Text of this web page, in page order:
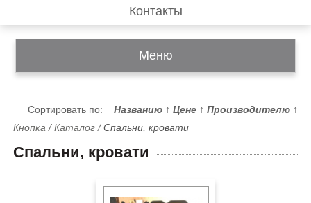
Контакты
Меню
Сортировать по: Названию ↑ Цене ↑ Производителю ↑
Кнопка /Каталог /Спальни, кровати
Спальни, кровати